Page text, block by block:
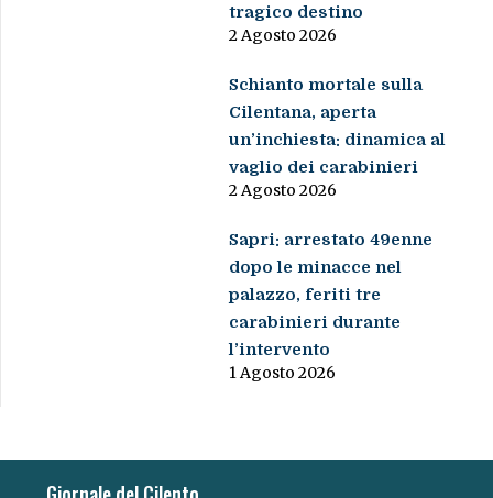
tragico destino
2 Agosto 2026
Schianto mortale sulla
Cilentana, aperta
un’inchiesta: dinamica al
vaglio dei carabinieri
2 Agosto 2026
Sapri: arrestato 49enne
dopo le minacce nel
palazzo, feriti tre
carabinieri durante
l’intervento
1 Agosto 2026